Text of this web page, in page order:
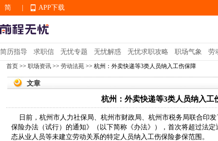
简
EN
APP下载
APP下载
简历指导 求职信 无忧专题 无忧解惑 无忧求职攻略 职场气象 劳
首页 >> 职场资讯 >> 劳动法苑 >> 杭州：外卖快递等3类人员纳入工伤保障
文章
杭州：外卖快递等3类人员纳入工
日前，杭州市人力社保局、杭州市财政局、杭州市税务局联合印
保险办法（试行）的通知》（以下简称《办法》），首次将超过法
态从业人员等未建立劳动关系的特定人员纳入工伤保险参保范围。